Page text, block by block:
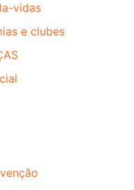
vidas
e clubes